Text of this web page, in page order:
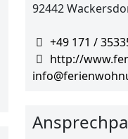
92442
+49 171 /
http://